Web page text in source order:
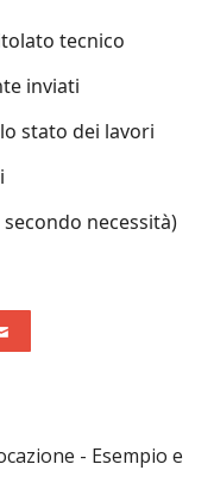
tecnico
inviati
stato dei lavori
necessità)
- Esempio e